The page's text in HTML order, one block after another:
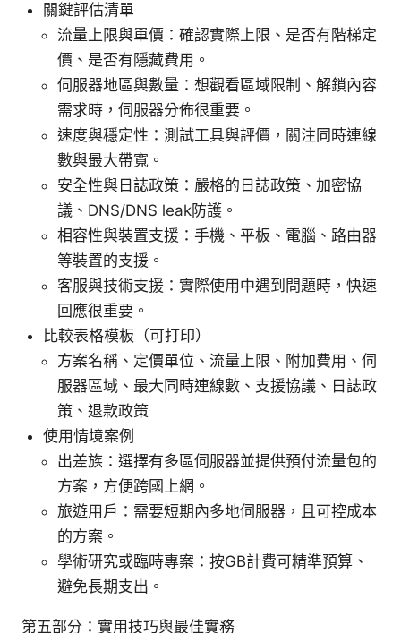
關鍵評估清單
流量上限與單價：確認實際上限、是否有階梯定
價、是否有隱藏費用。
伺服器地區與數量：想觀看區域限制、解鎖內容
需求時，伺服器分佈很重要。
速度與穩定性：測試工具與評價，關注同時連線
數與最大帶寬。
安全性與日誌政策：嚴格的日誌政策、加密協
議、DNS/DNS leak防護。
相容性與裝置支援：手機、平板、電腦、路由器
等裝置的支援。
客服與技術支援：實際使用中遇到問題時，快速
回應很重要。
比較表格模板（可打印）
方案名稱、定價單位、流量上限、附加費用、伺
服器區域、最大同時連線數、支援協議、日誌政
策、退款政策
使用情境案例
出差族：選擇有多區伺服器並提供預付流量包的
方案，方便跨國上網。
旅遊用戶：需要短期內多地伺服器，且可控成本
的方案。
學術研究或臨時專案：按GB計費可精準預算、
避免長期支出。
第五部分：實用技巧與最佳實務